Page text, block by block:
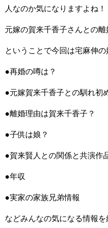
人なのか気になりますよね！
元嫁の賀来千香子さんとの離
ということで今回は宅麻伸の
●再婚の噂は？
●元嫁賀来千香子との馴れ初
●離婚理由は賀来千香子？
●子供は娘？
●賀来賢人との関係と共演作
●年収
●実家の家族兄弟情報
などみんなの気になる情報を